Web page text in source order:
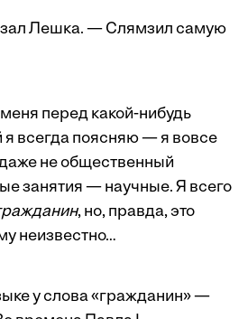
Лешка. — Слямзил самую
перед какой-нибудь
я всегда поясняю — я вовсе
не общественный
занятия — научные. Я всего
, но, правда, это
неизвестно…
у слова «гражданин» —